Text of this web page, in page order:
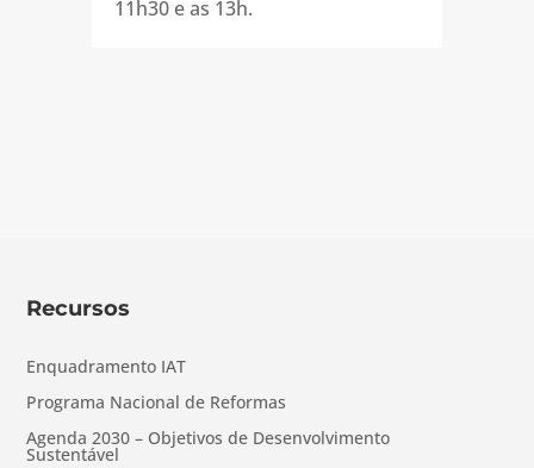
11h30 e as 13h.
Recursos
Enquadramento IAT
Programa Nacional de Reformas
Agenda 2030 – Objetivos de Desenvolvimento
Sustentável